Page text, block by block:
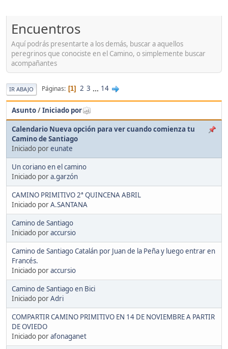
Encuentros
Aquí podrás presentarte a los demás, buscar a aquellos
peregrinos que conociste en el Camino, o simplemente buscar
acompañantes
IR ABAJO Páginas 1 2 3 ... 14
Asunto/Iniciado por
Calendario Nueva opción para ver cuando comienza tu
Camino de Santiago
Iniciado poreunate
Un coriano en el camino
Iniciado pora.garzón
CAMINO PRIMITIVO 2ª QUINCENA ABRIL
Iniciado porA.SANTANA
Camino de Santiago
Iniciado poraccursio
Camino de Santiago Catalán por Juan de la Peña y luego entrar en
Francés.
Iniciado poraccursio
Camino de Santiago en Bici
Iniciado porAdri
COMPARTIR CAMINO PRIMITIVO EN 14 DE NOVIEMBRE A PARTIR
DE OVIEDO
Iniciado porafonaganet